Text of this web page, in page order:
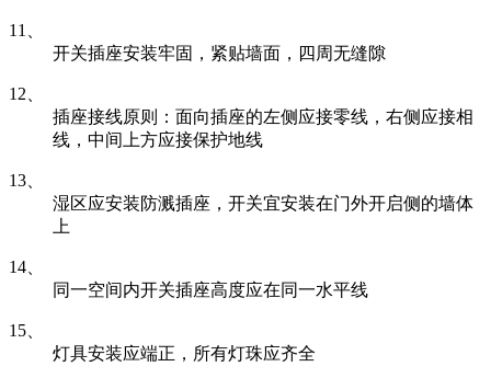
11、
开关插座安装牢固，紧贴墙面，四周无缝隙
12、
插座接线原则：面向插座的左侧应接零线，右侧应接相
线，中间上方应接保护地线
13、
湿区应安装防溅插座，开关宜安装在门外开启侧的墙体
上
14、
同一空间内开关插座高度应在同一水平线
15、
灯具安装应端正，所有灯珠应齐全